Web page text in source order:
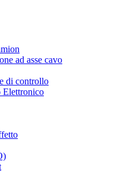
ad asse cavo
di controllo
Elettronico